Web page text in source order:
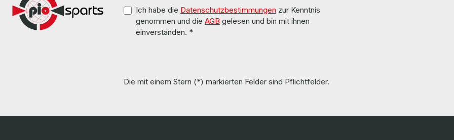
Ich habe die Datenschutzbestimmungen zur Kenntnis
genommen und die AGB gelesen und bin mit ihnen
einverstanden. *
Die mit einem Stern (*) markierten Felder sind Pflichtfelder.